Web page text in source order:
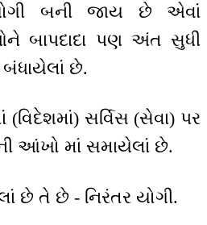
બની જાય છે એવાં
બાપદાદા પણ અંત સુધી
છે.
સર્વિસ (સેવા) પર
આંખો માં સમાયેલાં છે.
છે તે છે - નિરંતર યોગી.